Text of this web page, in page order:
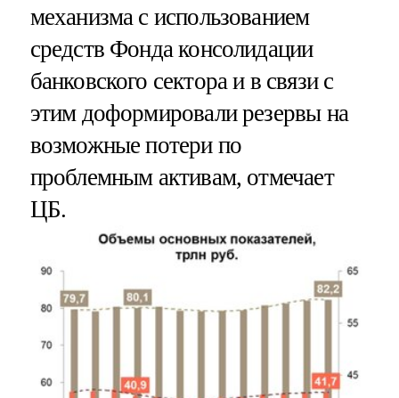
механизма с использованием
средств Фонда консолидации
банковского сектора и в связи с
этим доформировали резервы на
возможные потери по
проблемным активам, отмечает
ЦБ.